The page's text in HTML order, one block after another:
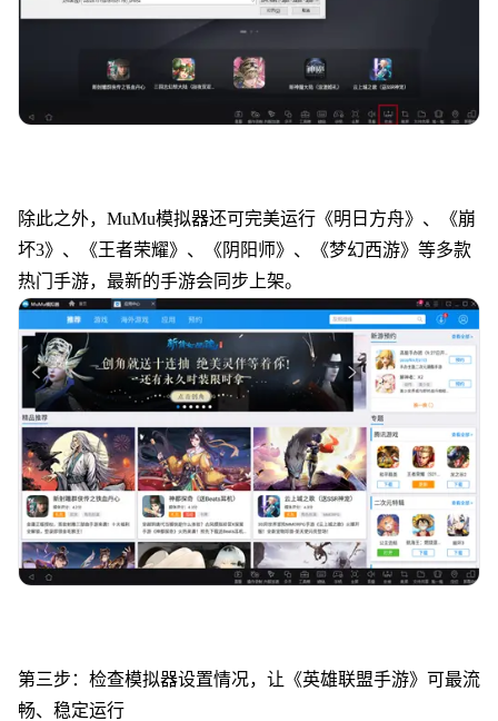
除此之外，MuMu模拟器还可完美运行《明日方舟》、《崩
坏3》、《王者荣耀》、《阴阳师》、《梦幻西游》等多款
热门手游，最新的手游会同步上架。
第三步：检查模拟器设置情况，让《英雄联盟手游》可最流
畅、稳定运行